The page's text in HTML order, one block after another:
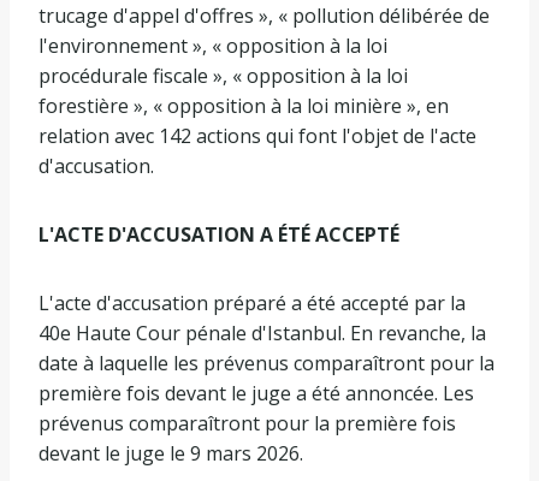
trucage d'appel d'offres », « pollution délibérée de
l'environnement », « opposition à la loi
procédurale fiscale », « opposition à la loi
forestière », « opposition à la loi minière », en
relation avec 142 actions qui font l'objet de l'acte
d'accusation.
L'ACTE D'ACCUSATION A ÉTÉ ACCEPTÉ
L'acte d'accusation préparé a été accepté par la
40e Haute Cour pénale d'Istanbul. En revanche, la
date à laquelle les prévenus comparaîtront pour la
première fois devant le juge a été annoncée. Les
prévenus comparaîtront pour la première fois
devant le juge le 9 mars 2026.